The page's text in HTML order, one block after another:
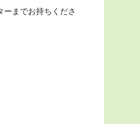
ーまでお持ちくださ